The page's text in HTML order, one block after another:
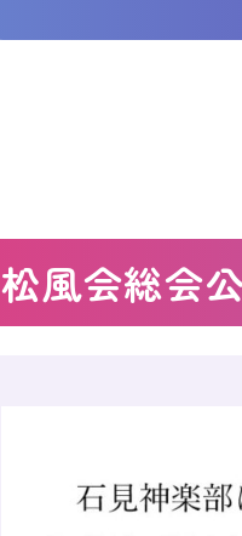
松風会総会